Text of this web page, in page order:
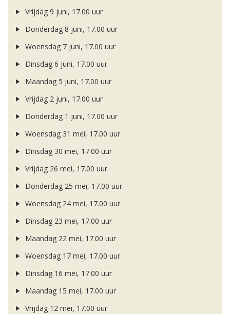
Vrijdag 9 juni, 17.00 uur
Donderdag 8 juni, 17.00 uur
Woensdag 7 juni, 17.00 uur
Dinsdag 6 juni, 17.00 uur
Maandag 5 juni, 17.00 uur
Vrijdag 2 juni, 17.00 uur
Donderdag 1 juni, 17.00 uur
Woensdag 31 mei, 17.00 uur
Dinsdag 30 mei, 17.00 uur
Vrijdag 26 mei, 17.00 uur
Donderdag 25 mei, 17.00 uur
Woensdag 24 mei, 17.00 uur
Dinsdag 23 mei, 17.00 uur
Maandag 22 mei, 17.00 uur
Woensdag 17 mei, 17.00 uur
Dinsdag 16 mei, 17.00 uur
Maandag 15 mei, 17.00 uur
Vrijdag 12 mei, 17.00 uur